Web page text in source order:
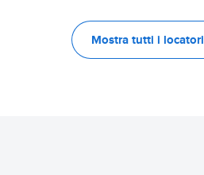
Mostra tutti i locatori